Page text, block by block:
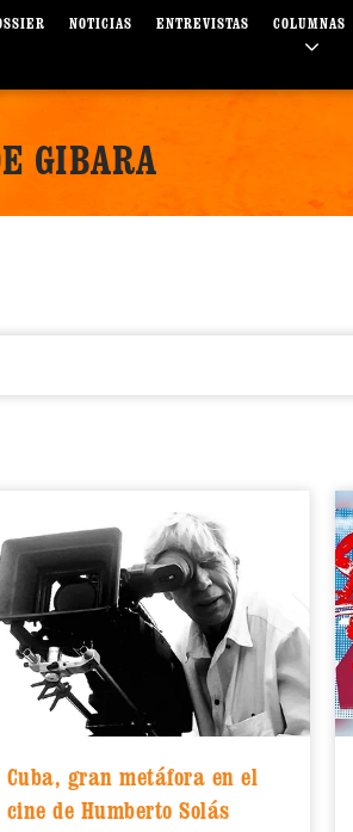
NOTICIAS ENTREVISTAS COLUMNAS
GIBARA
Cuba, gran metáfora en el
cine de Humberto Solás